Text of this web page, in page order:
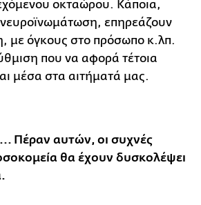
οκταώρου. Κάποια,
επηρεάζουν
με όγκους στο πρόσωπο κ.λπ.
που να αφορά τέτοια
μέσα στα αιτήματά μας.
Πέραν αυτών, οι συχνές
θα έχουν δυσκολέψει